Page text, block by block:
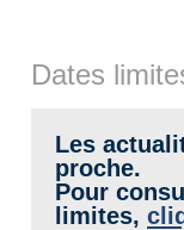
Dates
Les
proche.
Pour
limites,